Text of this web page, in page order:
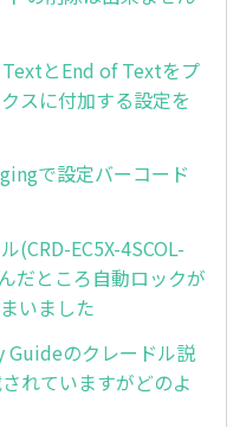
とEnd of Textをプ
スに付加する設定を
で設定バーコード
(CRD-EC5X-4SCOL-
だところ自動ロックが
いました
Guideのクレードル説
れていますがどのよ